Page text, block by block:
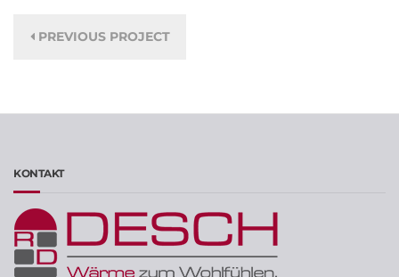
PREVIOUS PROJECT
KONTAKT